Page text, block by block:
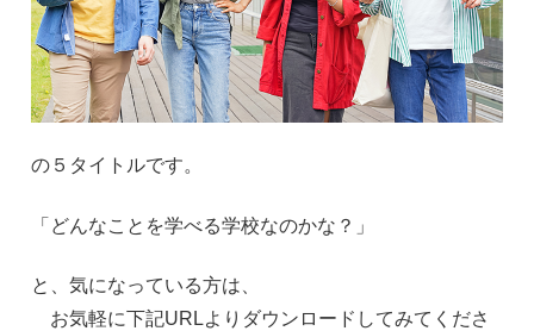
の５タイトルです。
「どんなことを学べる学校なのかな？」
と、気になっている方は、
お気軽に下記URLよりダウンロードしてみてくださ